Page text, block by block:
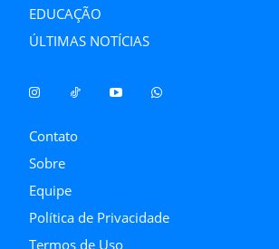
EDUCAÇÃO
ÚLTIMAS NOTÍCIAS
Contato
Sobre
Equipe
Política de Privacidade
Termos de Uso